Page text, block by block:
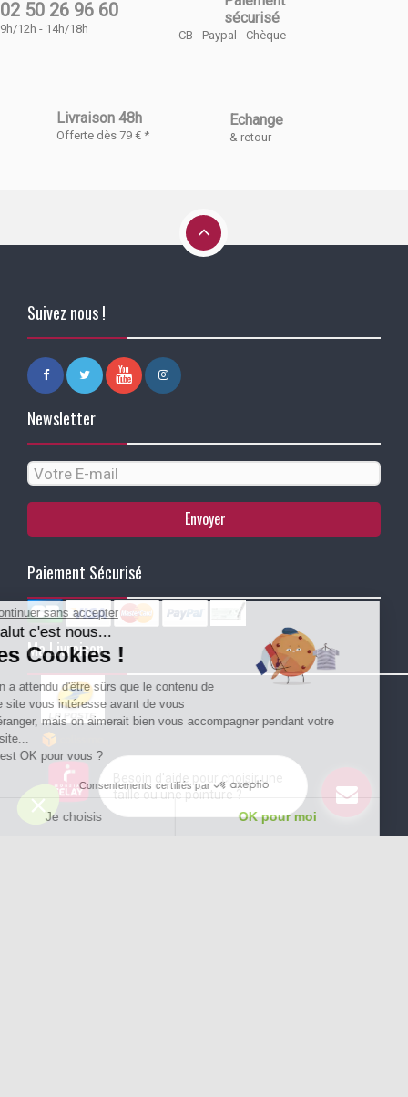
Besoin d'aide pour choisir une
taille ou une pointure ?
02 50 26 96 60
9h/12h - 14h/18h
sécurisé
CB - Paypal - Chèque
Livraison 48h
Offerte dès 79 € *
Echange
& retour
Suivez nous !
Newsletter
Envoyer
Paiement Sécurisé
Ma Livraison
Continuer sans accepter
Salut c'est nous...
les Cookies !
On a attendu d'être sûrs que le contenu de
ce site vous intéresse avant de vous
déranger, mais on aimerait bien vous accompagner pendant votre
visite...
C'est OK pour vous ?
Consentements certifiés par
Je choisis OK pour moi